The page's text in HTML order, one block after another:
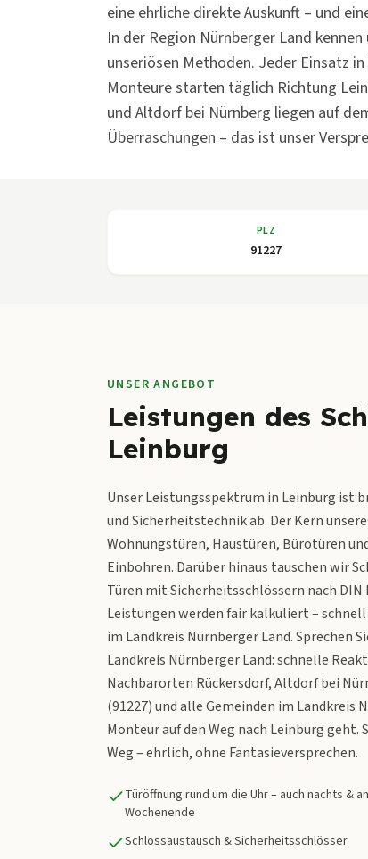
eine ehrliche direkte Auskunft – und
In der Region Nürnberger Land
unseriösen Methoden. Jeder Einsatz
Monteure starten täglich Richtung
und Altdorf bei Nürnberg liegen auf
Überraschungen – das ist unser
PLZ
91227
UNSER ANGEBOT
Leistungen des
Leinburg
Unser Leistungsspektrum in Leinburg ist
und Sicherheitstechnik ab. Der Kern
Wohnungstüren, Haustüren, Bürotüren
Einbohren. Darüber hinaus tauschen wir
Türen mit Sicherheitsschlössern nach
Leistungen werden fair kalkuliert – schnell
im Landkreis Nürnberger Land. Sprechen
Landkreis Nürnberger Land: schnelle
Nachbarorten Rückersdorf, Altdorf bei
(91227) und alle Gemeinden im
Monteur auf den Weg nach Leinburg
Weg – ehrlich, ohne Fantasieversprechen.
Türöffnung rund um die Uhr – auch nachts &
Wochenende
Schlossaustausch & Sicherheitsschlösser